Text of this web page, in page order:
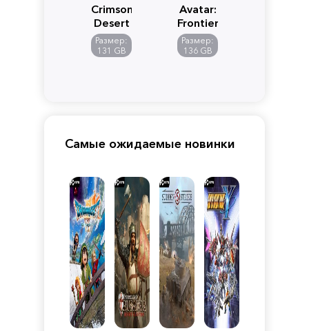
Crimson
Desert
Размер:
131 GB
Avatar:
Frontiers
of
Pandora
Размер:
136 GB
Самые ожидаемые новинки